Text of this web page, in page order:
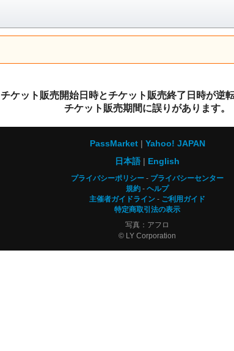
チケット販売開始日時とチケット販売終了日時が逆転
チケット販売期間に誤りがあります。
PassMarket
Yahoo! JAPAN
日本語
English
プライバシーポリシー
プライバシーセンター
規約
ヘルプ
主催者ガイドライン
ご利用ガイド
特定商取引法の表示
写真：アフロ
© LY Corporation